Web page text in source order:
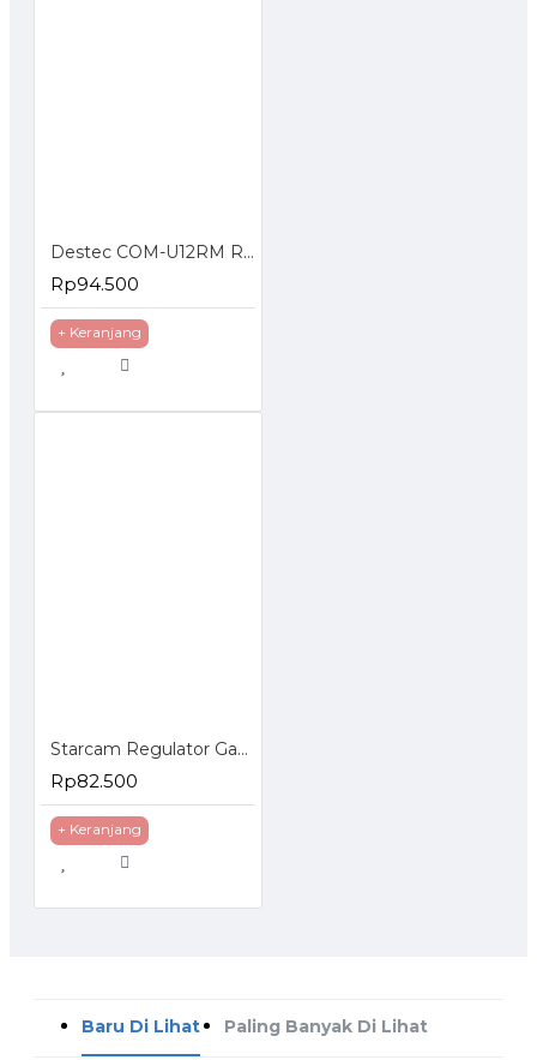
Destec COM-U12RM Regulator Gas Meter Meteran Tekanan Rendah
Rp94.500
+ Keranjang
Starcam Regulator Gas Tekanan Rendah Pengaman Anti Bocor SC-T12R
Rp82.500
+ Keranjang
Baru Di Lihat Paling Banyak Di Lihat